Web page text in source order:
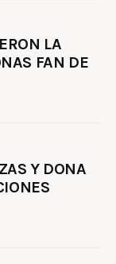
LA
FAN DE
Y DONA